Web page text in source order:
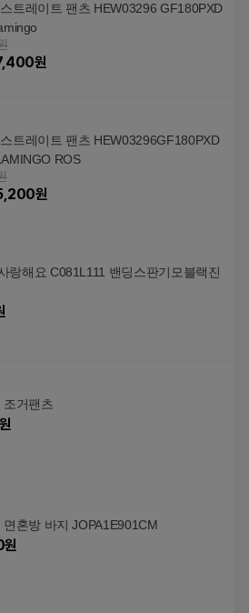
트레이트 팬츠 HEW03296 GF180PXD
원
트레이트 팬츠 HEW03296GF180PXD
ROS
원
랑해요 C081L111 밴딩스판기모블랙진
조거팬츠
원
면혼방 바지 JOPA1E901CM
원